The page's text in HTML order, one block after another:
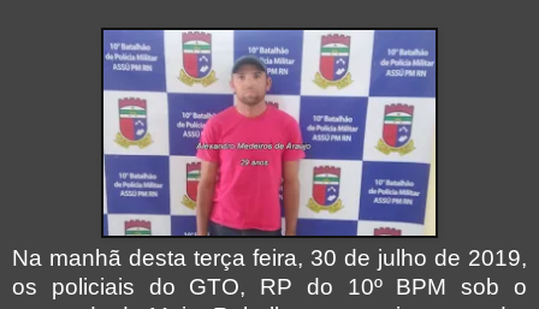
Na manhã desta terça feira, 30 de julho de 2019,
os policiais do GTO, RP do 10º BPM sob o